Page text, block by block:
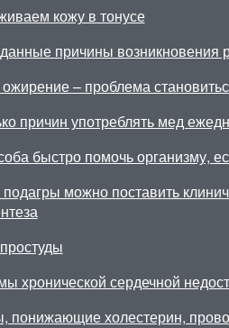
кожу в тонусе
причины возникновения
ожирение – проблема
причин употреблять мед
быстро помочь организму,
можно поставить
хронической сердечной
понижающие холестерин,